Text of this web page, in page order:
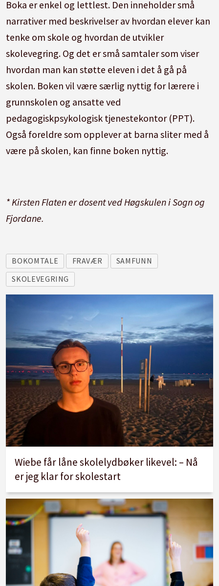
Boka er enkel og lettlest. Den inneholder små
narrativer med beskrivelser av hvordan elever kan
tenke om skole og hvordan de utvikler
skolevegring. Og det er små samtaler som viser
hvordan man kan støtte eleven i det å gå på
skolen. Boken vil være særlig nyttig for lærere i
grunnskolen og ansatte ved
pedagogiskpsykologisk tjenestekontor (PPT).
Også foreldre som opplever at barna sliter med å
være på skolen, kan finne boken nyttig.
* Kirsten Flaten er dosent ved Høgskulen i Sogn og
Fjordane.
BOKOMTALE FRAVÆR
SAMFUNN
SKOLEVEGRING
Wiebe får låne skolelydbøker likevel: – Nå
er jeg klar for skolestart